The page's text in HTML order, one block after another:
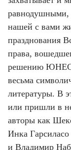
равнодушными,
нашей с вами
празднования
права,
решению
весьма
литературы. В
или пришли в
авторы как
Инка
и Владимир